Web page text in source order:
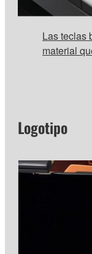
Las teclas
material
Logotipo